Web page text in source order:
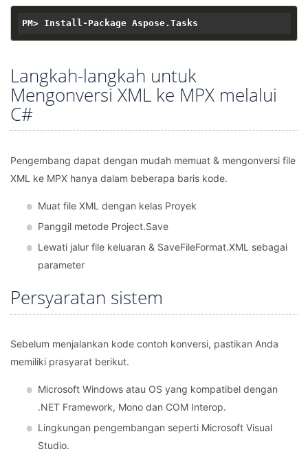
Langkah-langkah untuk
Mengonversi XML ke MPX melalui
C#
Pengembang dapat dengan mudah memuat & mengonversi file
XML ke MPX hanya dalam beberapa baris kode.
Muat file XML dengan kelas Proyek
Panggil metode Project.Save
Lewati jalur file keluaran & SaveFileFormat.XML sebagai
parameter
Persyaratan sistem
Sebelum menjalankan kode contoh konversi, pastikan Anda
memiliki prasyarat berikut.
Microsoft Windows atau OS yang kompatibel dengan
.NET Framework, Mono dan COM Interop.
Lingkungan pengembangan seperti Microsoft Visual
Studio.